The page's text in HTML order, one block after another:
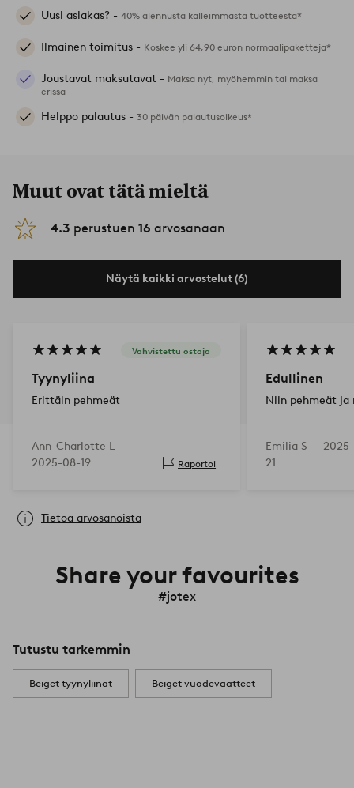
Uusi asiakas? - 40% alennusta kalleimmasta tuotteesta*
Ilmainen toimitus - Koskee yli 64,90 euron normaalipaketteja*
Joustavat maksutavat - Maksa nyt, myöhemmin tai maksa
erissä
Helppo palautus - 30 päivän palautusoikeus*
Muut ovat tätä mieltä
4.3 perustuen 16 arvosanaan
Näytä kaikki arvostelut (6)
Vahvistettu ostaja
Tyynyliina
Erittäin pehmeät
Ann-Charlotte L —
2025-08-19
Raportoi
Edullinen
Niin pehmeät ja
Emilia S —
21
Tietoa arvosanoista
Share your favourites
#jotex
Tutustu tarkemmin
Beiget tyynyliinat Beiget vuodevaatteet